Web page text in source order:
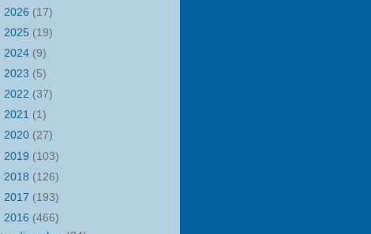
2026 (17)
2025 (19)
2024 (9)
2023 (5)
2022 (37)
2021 (1)
2020 (27)
2019 (103)
2018 (126)
2017 (193)
2016 (466)